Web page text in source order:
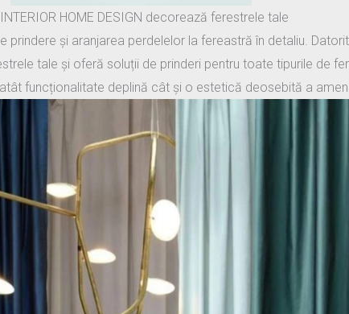
HOME DESIGN decorează ferestrele tale
și aranjarea perdelelor la fereastră în detaliu.
tale și oferă soluții de prinderi pentru toate tipurile de
funcționalitate deplină cât și o estetică deosebită a